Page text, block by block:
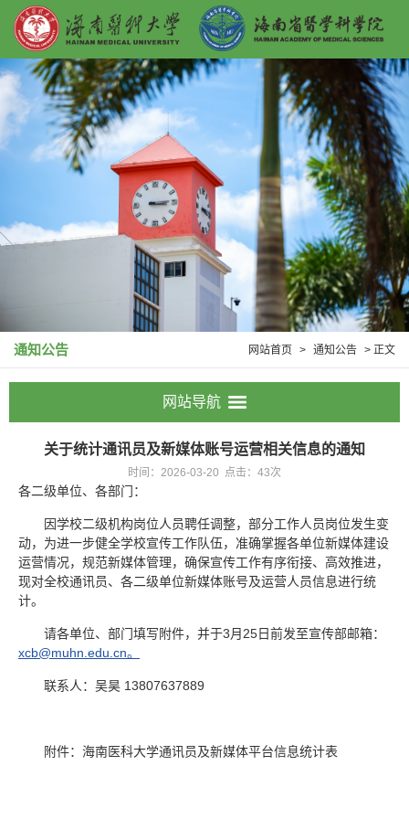
通知公告 网站首页 > 通知公告 > 正文
网站导航
关于统计通讯员及新媒体账号运营相关信息的通知
时间：2026-03-20 点击： 43次
各二级单位、各部门：
因学校二级机构岗位人员聘任调整，部分工作人员岗位发生变
动，为进一步健全学校宣传工作队伍，准确掌握各单位新媒体建设
运营情况，规范新媒体管理，确保宣传工作有序衔接、高效推进，
现对全校通讯员、各二级单位新媒体账号及运营人员信息进行统
计。
请各单位、部门填写附件，并于3月25日前发至宣传部邮箱：
xcb@muhn.edu.cn。
联系人：吴昊 13807637889
附件：海南医科大学通讯员及新媒体平台信息统计表